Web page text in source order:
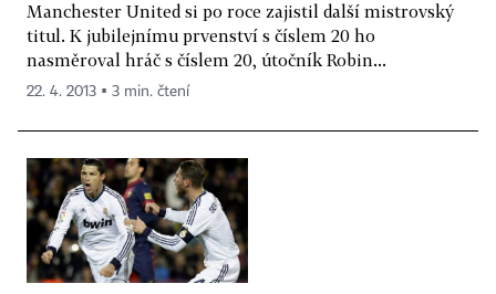
Manchester United si po roce zajistil další mistrovský
titul. K jubilejnímu prvenství s číslem 20 ho
nasměroval hráč s číslem 20, útočník Robin...
22. 4. 2013 ▪ 3 min. čtení